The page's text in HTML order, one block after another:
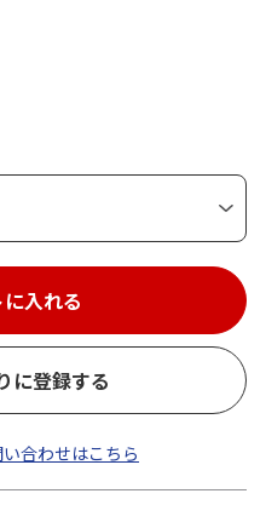
入れる
に登録する
合わせはこちら